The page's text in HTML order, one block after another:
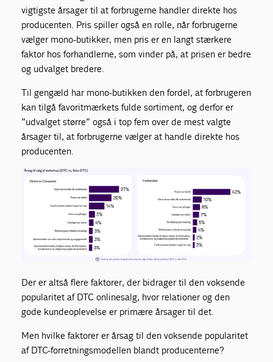
vigtigste årsager til at forbrugerne handler direkte hos
producenten. Pris spiller også en rolle, når forbrugerne
vælger mono-butikker, men pris er en langt stærkere
faktor hos forhandlerne, som vinder på, at prisen er bedre
og udvalget bredere.
Til gengæld har mono-butikken den fordel, at forbrugeren
kan tilgå favoritmærkets fulde sortiment, og derfor er
”udvalget større” også i top fem over de mest valgte
årsager til, at forbrugerne vælger at handle direkte hos
producenten.
Der er altså flere faktorer, der bidrager til den voksende
popularitet af DTC onlinesalg, hvor relationer og den
gode kundeoplevelse er primære årsager til det.
Men hvilke faktorer er årsag til den voksende popularitet
af DTC-forretningsmodellen blandt producenterne?